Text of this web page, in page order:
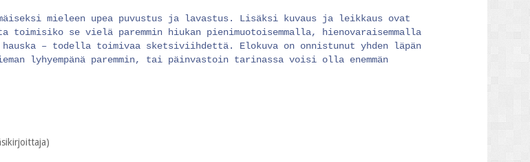
mieleen upea puvustus ja lavastus. Lisäksi kuvaus ja leikkaus ovat
toimisiko se vielä paremmin hiukan pienimuotoisemmalla, hienovaraisemmalla
– todella toimivaa sketsiviihdettä. Elokuva on onnistunut yhden läpän
lyhyempänä paremmin, tai päinvastoin tarinassa voisi olla enemmän